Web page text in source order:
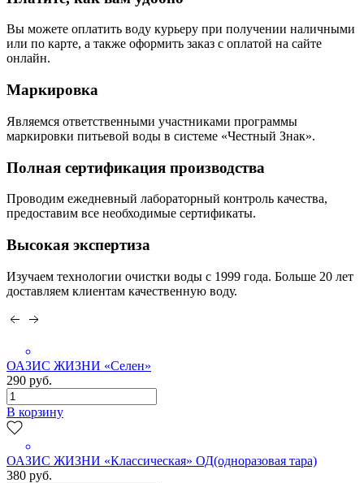
Вы можете оплатить воду курьеру при получении наличными
или по карте, а также оформить заказ с оплатой на сайте
онлайн.
Маркировка
Являемся ответственными участниками программы
маркировки питьевой воды в системе «Честный Знак».
Полная сертификация производства
Проводим ежедневный лабораторный контроль качества,
предоставим все необходимые сертификаты.
Высокая экспертиза
Изучаем технологии очистки воды с 1999 года. Больше 20 лет
доставляем клиентам качественную воду.
ОАЗИС ЖИЗНИ «Селен»
290 руб.
В корзину
ОАЗИС ЖИЗНИ «Классическая» ОД(одноразовая тара)
380 руб.